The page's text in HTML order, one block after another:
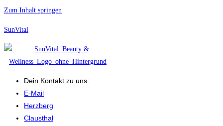
Zum Inhalt springen
SunVital
Dein Kontakt zu uns:
E-Mail
Herzberg
Clausthal